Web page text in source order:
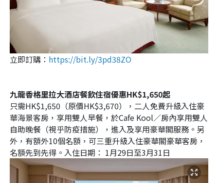
立即訂購： https://bit.ly/3pd38ZO
九龍香格里拉大酒店餐飲住宿優惠HK$1,650起
只需HK$1,650（原價HK$3,670），二人免費升級入住豪
華海景客房，享用雙人早餐，於Cafe Kool／房內享用雙人
自助晚餐（視乎防疫措施），進入及享用豪華閣服務。另
外，有額外10個名額，可三重升級入住豪華閣豪華客房，
名額先到先得。入住日期： 1月29日至3月31日